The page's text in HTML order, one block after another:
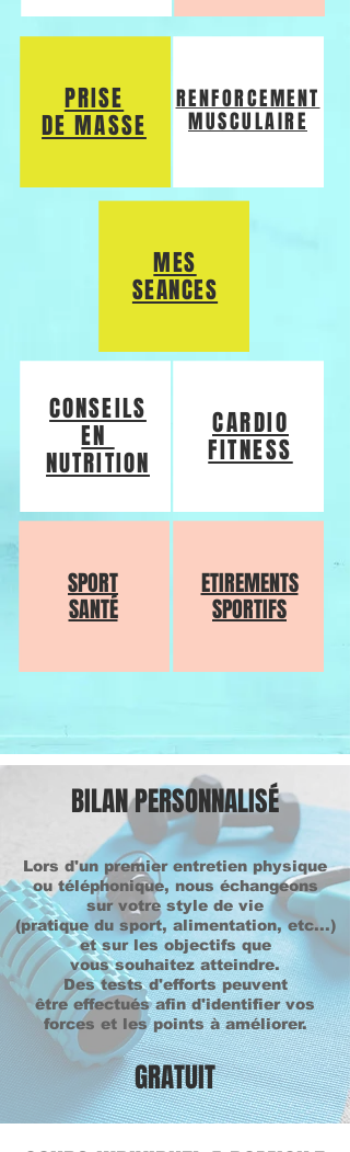
RENFORCEMENT
MUSCULAIRE
PRISE
DE MASSE
MES
SEANCES
CONSEILS
EN
NUTRITION
CARDIO
FITNESS
SPORT
SANTÉ
ETIREMENTS
SPORTIFS
BILAN PERSONNALISÉ
​Lors d'un premier entretien physique
ou téléphonique, nous échangeons
sur votre style de vie
(pratique du sport, alimentation, etc...)
et sur les objectifs que
vous souhaitez atteindre.
Des tests d'efforts peuvent
être effectués afin d'identifier vos
forces et les points à améliorer.
GRATUIT